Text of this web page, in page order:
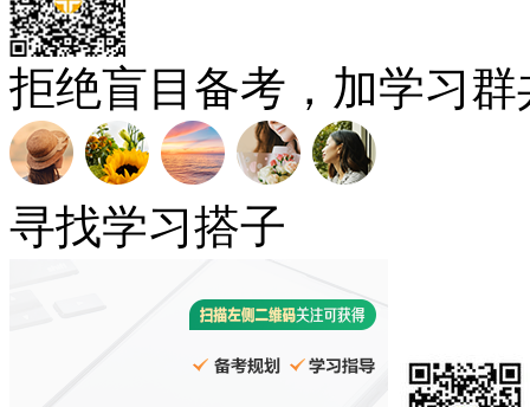
拒绝盲目备考，加学习
寻找学习搭子